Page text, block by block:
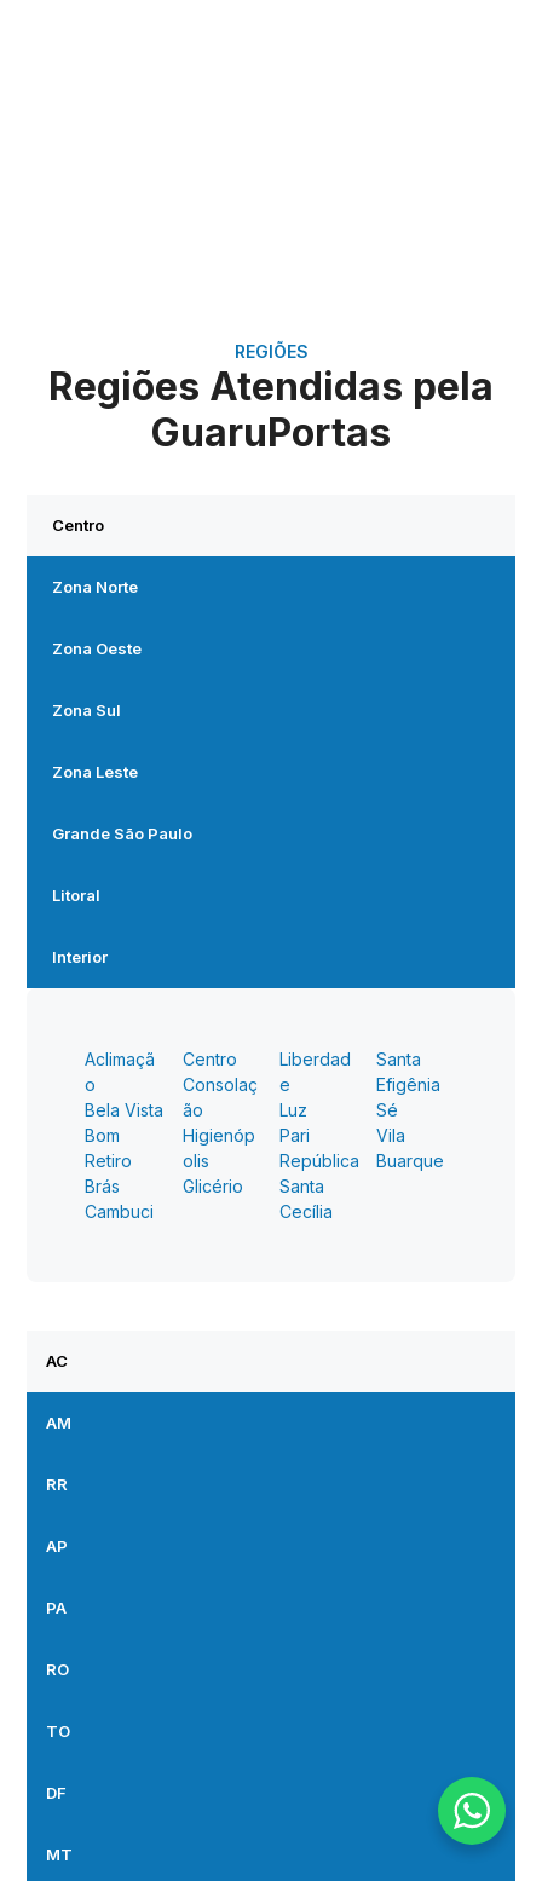
REGIÕES
Regiões Atendidas pela
GuaruPortas
Centro
Zona Norte
Zona Oeste
Zona Sul
Zona Leste
Grande São Paulo
Litoral
Interior
Aclimaçã
o
Bela Vista
Bom
Retiro
Brás
Cambuci
Centro
Consolaç
ão
Higienóp
olis
Glicério
Liberdad
e
Luz
Pari
República
Santa
Cecília
Santa
Efigênia
Sé
Vila
Buarque
AC
AM
RR
AP
PA
RO
TO
DF
MT